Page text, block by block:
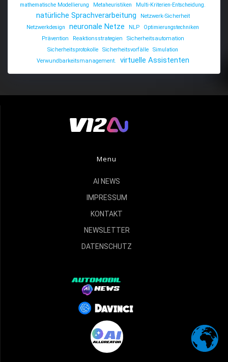
mathematische Modellierung Metaheuristiken Multi-Kriterien-Entscheidung.
natürliche Sprachverarbeitung
Netzwerk-Sicherheit
Netzwerkdesign
neuronale Netze NLP
Optimierungstechniken
Prävention
Reaktionsstrategien
Sicherheitsautomation
Sicherheitsprotokolle
Sicherheitsvorfälle
Simulation
Verwundbarkeitsmanagement.
virtuelle Assistenten
Menu
AI NEWS
IMPRESSUM
KONTAKT
NEWSLETTER
DATENSCHUTZ